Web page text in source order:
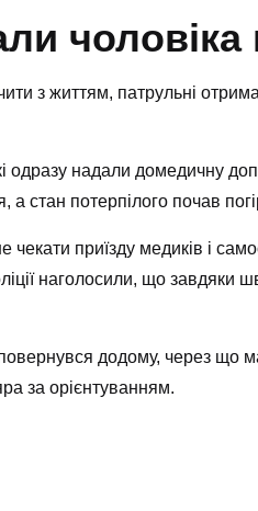
чоловіка
з життям, патрульні
надали домедичну
а стан потерпілого почав
приїзду медиків і
наголосили, що завдяки
додому, через що
за орієнтуванням.